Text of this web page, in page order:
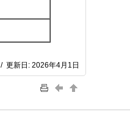
/ 更新日: 2026年4月1日